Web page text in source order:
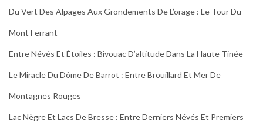
Du Vert Des Alpages Aux Grondements De L’orage : Le Tour Du
Mont Ferrant
Entre Névés Et Étoiles : Bivouac D’altitude Dans La Haute Tinée
Le Miracle Du Dôme De Barrot : Entre Brouillard Et Mer De
Montagnes Rouges
Lac Nègre Et Lacs De Bresse : Entre Derniers Névés Et Premiers